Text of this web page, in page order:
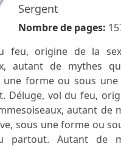
Sergent
Nombre de pages:
feu, origine de la
autant de mythes
une forme ou sous une
Déluge, vol du feu,
autant de
sous une forme ou
partout. Autant de